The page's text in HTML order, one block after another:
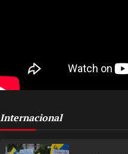
Internacional